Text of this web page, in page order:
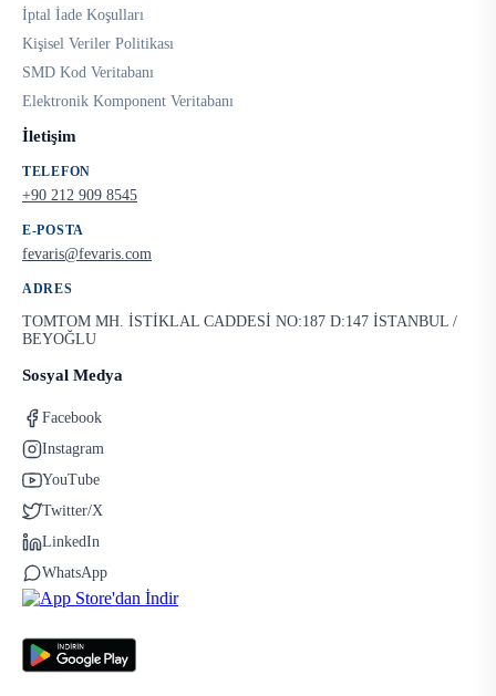
İptal İade Koşulları
Kişisel Veriler Politikası
SMD Kod Veritabanı
Elektronik Komponent Veritabanı
İletişim
TELEFON
+90 212 909 8545
E-POSTA
fevaris@fevaris.com
ADRES
TOMTOM MH. İSTİKLAL CADDESİ NO:187 D:147 İSTANBUL /
BEYOĞLU
Sosyal Medya
Facebook
Instagram
YouTube
Twitter/X
LinkedIn
WhatsApp